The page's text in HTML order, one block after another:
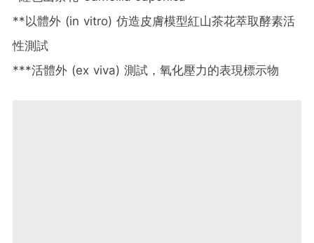
**以體外 (in vitro) 仿造皮膚模型紅山茶花萃取酵素活
性測試
***活體外 (ex viva) 測試，氧化壓力的表現標示物